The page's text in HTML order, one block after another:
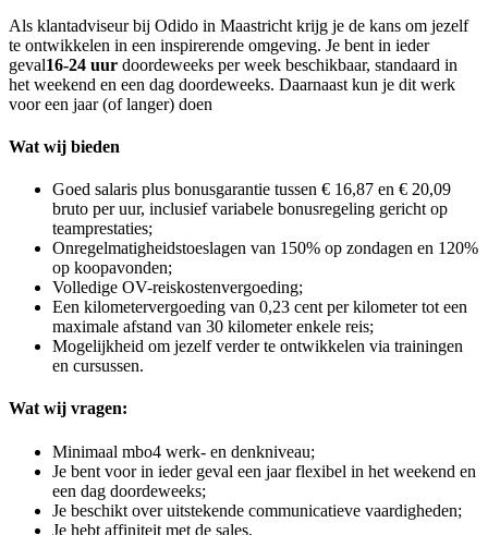
Als klantadviseur bij Odido in Maastricht krijg je de kans om jezelf
te ontwikkelen in een inspirerende omgeving. Je bent in ieder
geval16-24 uur doordeweeks per week beschikbaar, standaard in
het weekend en een dag doordeweeks. Daarnaast kun je dit werk
voor een jaar (of langer) doen
Wat wij bieden
Goed salaris plus bonusgarantie tussen € 16,87 en € 20,09
bruto per uur, inclusief variabele bonusregeling gericht op
teamprestaties;
Onregelmatigheidstoeslagen van 150% op zondagen en 120%
op koopavonden;
Volledige OV-reiskostenvergoeding;
Een kilometervergoeding van 0,23 cent per kilometer tot een
maximale afstand van 30 kilometer enkele reis;
Mogelijkheid om jezelf verder te ontwikkelen via trainingen
en cursussen.
Wat wij vragen:
Minimaal mbo4 werk- en denkniveau;
Je bent voor in ieder geval een jaar flexibel in het weekend en
een dag doordeweeks;
Je beschikt over uitstekende communicatieve vaardigheden;
Je hebt affiniteit met de sales.